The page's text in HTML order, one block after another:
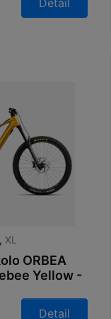
Detail
, XL
ORBEA
Yellow -
Detail